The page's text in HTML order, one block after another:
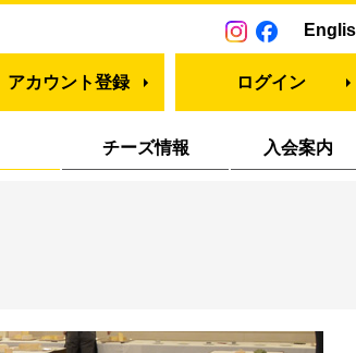
アカウント登録 ログイン
チーズ情報 入会案内